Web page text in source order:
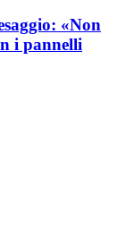
«Non
i pannelli